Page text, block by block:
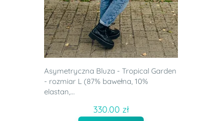
Asymetryczna Bluza - Tropical Garden
- rozmiar L (87% bawełna, 10%
elastan,...
330.00 zł